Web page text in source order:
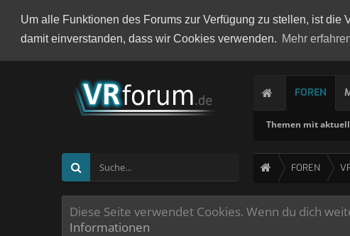
Um alle Funktionen des Forums zur Verfügung zu stellen, ist
damit einverstanden, dass wir Cookies verwenden. Mehr
FOREN
Themen mit
FOREN
Diese Seite verwendet Cookies. Wenn du dich
Informationen